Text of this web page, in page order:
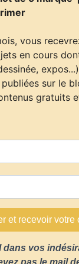
vous
en cours
sur le
gratuits
et recevoir votre
dans vos
pas le mail